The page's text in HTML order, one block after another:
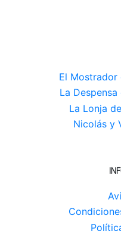
El Mostrador
La
La Lonja
Nicolás y